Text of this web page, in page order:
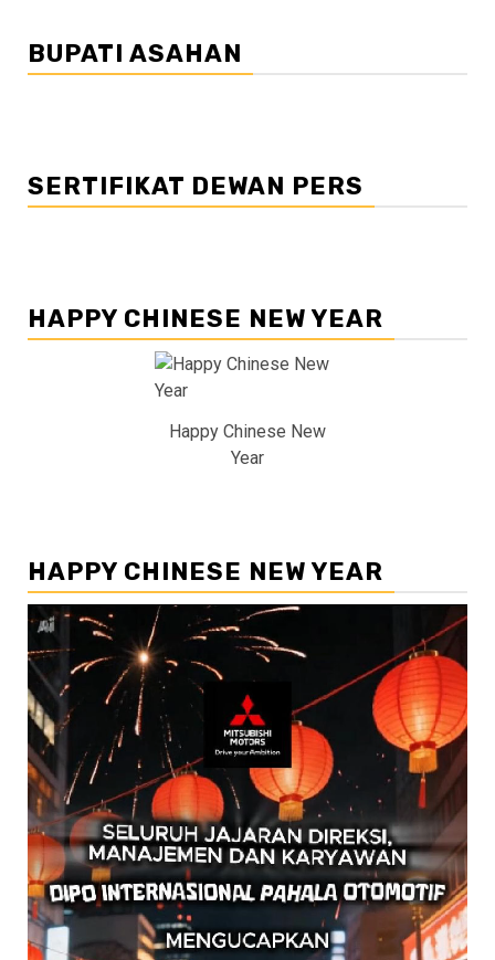
BUPATI ASAHAN
SERTIFIKAT DEWAN PERS
HAPPY CHINESE NEW YEAR
Happy Chinese New
Year
HAPPY CHINESE NEW YEAR